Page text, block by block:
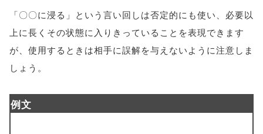
「〇〇に浸る」という言い回しは否定的にも使い、必要以
上に長くその状態に入りきっていることを表現できます
が、使用するときは相手に誤解を与えないように注意しま
しょう。
例文